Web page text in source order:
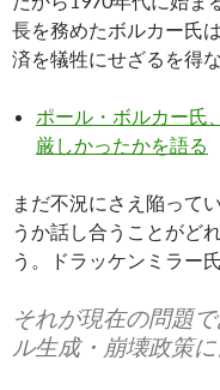
長を務めたボルカー氏
済を犠牲にせざるを得
ポール・ボルカー氏
厳しかったかを語る
まだ不況にさえ陥って
うか話し合うことがど
う。ドラッケンミラー
それが現在の問題
ル生成・崩壊政策